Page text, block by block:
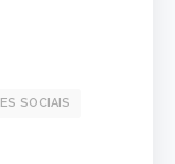
SOCIAIS